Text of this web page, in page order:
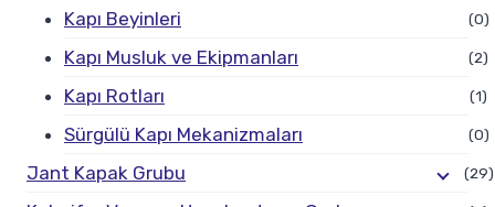
Kapı Beyinleri (0)
Kapı Musluk ve Ekipmanları (2)
Kapı Rotları (1)
Sürgülü Kapı Mekanizmaları (0)
Jant Kapak Grubu (29)